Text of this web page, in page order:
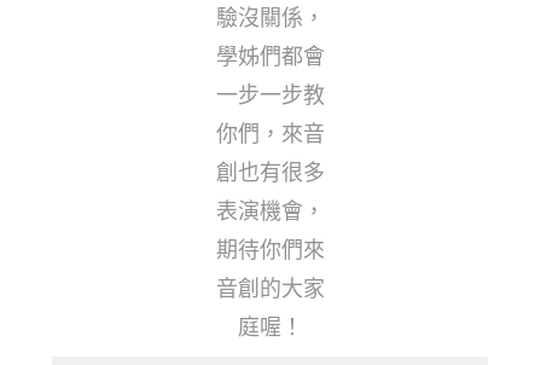
驗沒關係，
學姊們都會
一步一步教
你們，來音
創也有很多
表演機會，
期待你們來
音創的大家
庭喔！